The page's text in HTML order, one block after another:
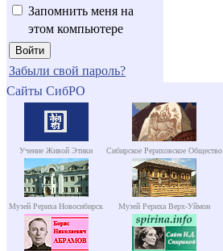
Запомнить меня на
этом компьютере
Забыли свой пароль?
Сайты СибРО
Учение Живой Этики Сибирское Рериховское Общество
Музей Рериха Новосибирск Музей Рериха Верх-Уймон